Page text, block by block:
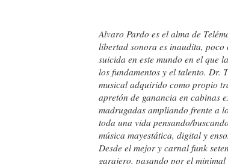
Alvaro Pardo es el alma de
libertad sonora es inaudita,
suicida en este mundo en el que
los fundamentos y el talento. Dr.
musical adquirido como propio
apretón de ganancia en cabinas
madrugadas ampliando frente a
toda una vida pensando/
música mayestática, digital y
Desde el mejor y carnal funk
garajero, pasando por el